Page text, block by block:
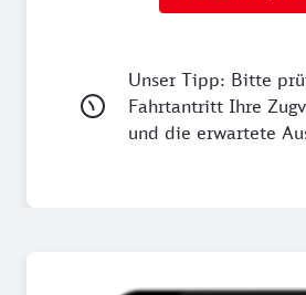
Unser Tipp: Bitte
Fahrtantritt Ihre
und die erwartete